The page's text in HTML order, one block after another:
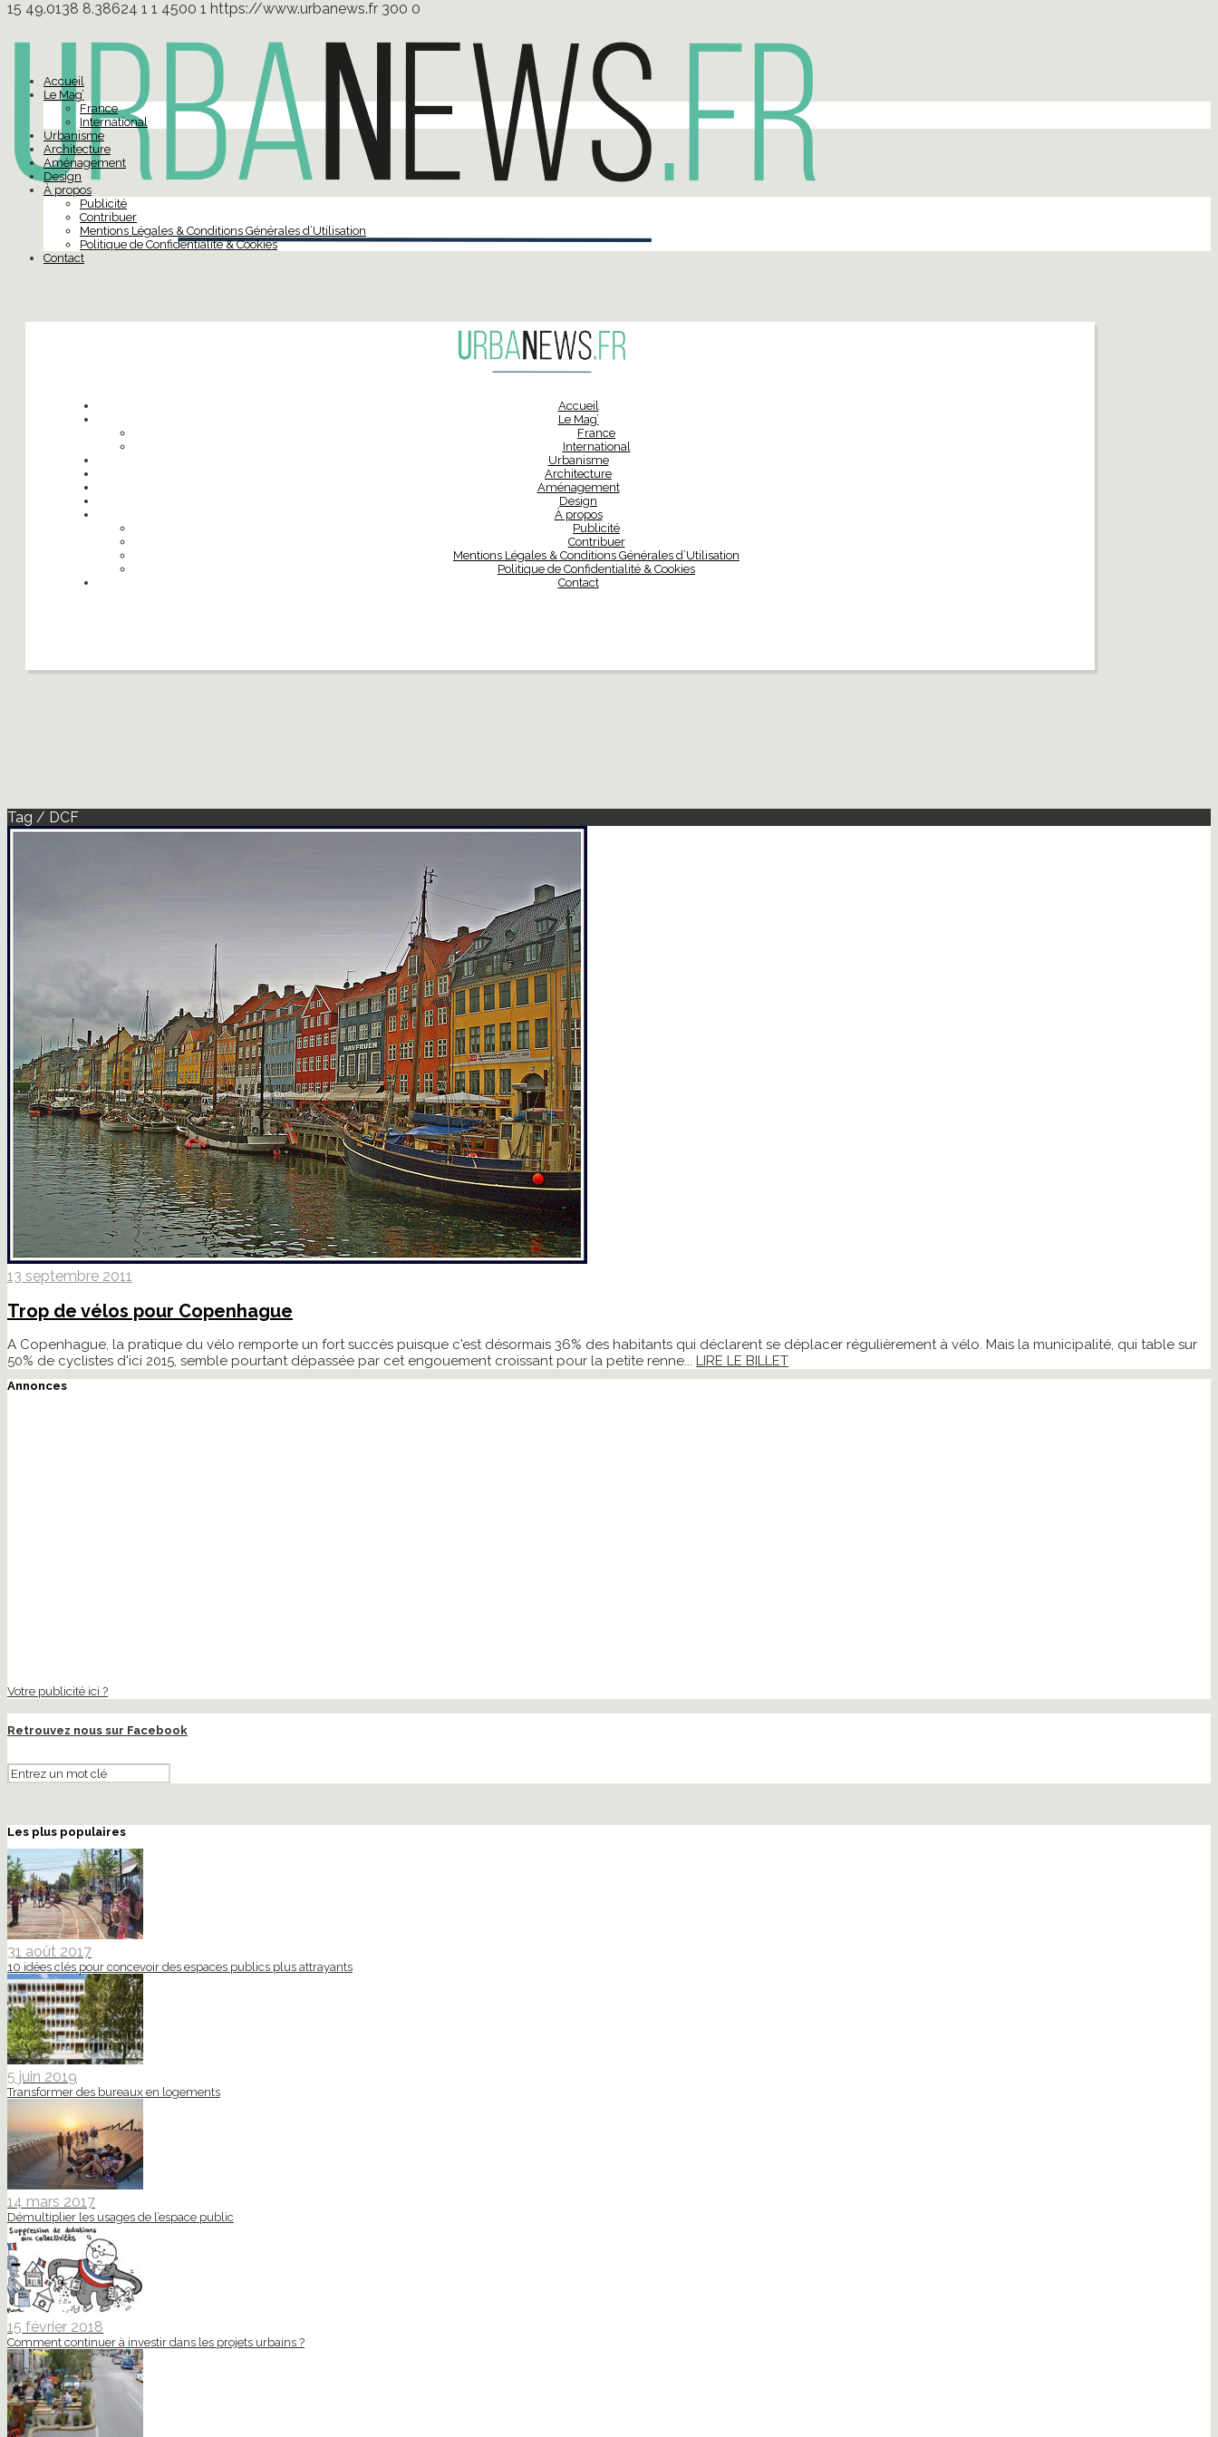
15 49.0138 8.38624 1 1 4500 1 https://www.urbanews.fr 300 0
Accueil
Le Mag’
France
International
Urbanisme
Architecture
Aménagement
Design
À propos
Publicité
Contribuer
Mentions Légales & Conditions Générales d’Utilisation
Politique de Confidentialité & Cookies
Contact
Accueil
Le Mag’
France
International
Urbanisme
Architecture
Aménagement
Design
À propos
Publicité
Contribuer
Mentions Légales & Conditions Générales d’Utilisation
Politique de Confidentialité & Cookies
Contact
Tag / DCF
13 septembre 2011
Trop de vélos pour Copenhague
A Copenhague, la pratique du vélo remporte un fort succès puisque c'est désormais 36% des habitants qui déclarent se déplacer régulièrement à vélo. Mais la municipalité, qui table sur
50% de cyclistes d'ici 2015, semble pourtant dépassée par cet engouement croissant pour la petite renne... LIRE LE BILLET
Annonces
Votre publicité ici ?
Retrouvez nous sur Facebook
Les plus populaires
31 août 2017
10 idées clés pour concevoir des espaces publics plus attrayants
5 juin 2019
Transformer des bureaux en logements
14 mars 2017
Démultiplier les usages de l’espace public
15 février 2018
Comment continuer à investir dans les projets urbains ?